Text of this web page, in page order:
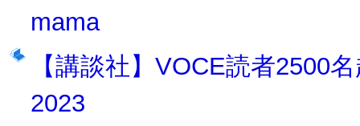
mama
【講談社】VOCE読者2500
2023